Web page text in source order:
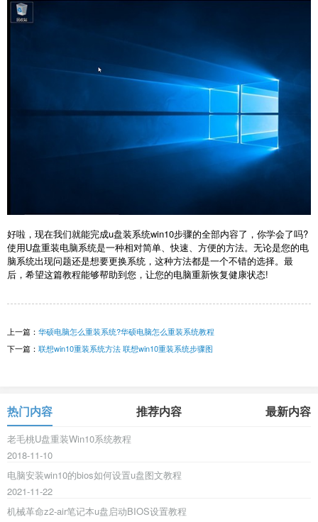
好啦，现在我们就能完成u盘装系统win10步骤的全部内容了，你学会了吗?
使用U盘重装电脑系统是一种相对简单、快速、方便的方法。无论是您的电
脑系统出现问题还是想要更换系统，这种方法都是一个不错的选择。最
后，希望这篇教程能够帮助到您，让您的电脑重新恢复健康状态!
上一篇： 华硕电脑怎么重装系统?华硕电脑怎么重装系统教程
下一篇： 联想win10重装系统方法 联想win10重装系统步骤图
热门内容 推荐内容 最新内容
老毛桃U盘重装Win10系统教程
2018-11-10
电脑安装win10的bios如何设置u盘图文教程
2021-11-22
机械革命z2-air笔记本u盘启动BIOS设置教程